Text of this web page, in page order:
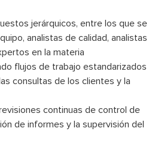
jerárquicos, entre los que se
analistas de calidad, analistas
en la materia
flujos de trabajo estandarizados
consultas de los clientes y la
continuas de control de
de informes y la supervisión del